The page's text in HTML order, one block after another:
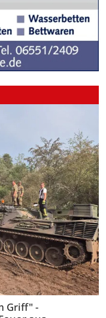
Griff" -